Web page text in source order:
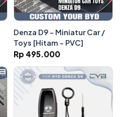
Denza D9 - Miniatur Car /
Toys [Hitam - PVC]
Rp 495.000